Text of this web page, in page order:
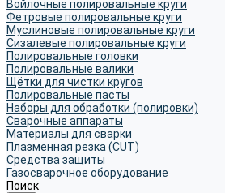
Войлочные полировальные круги
Фетровые полировальные круги
Муслиновые полировальные круги
Cизалевые полировальные круги
Полировальные головки
Полировальные валики
Щётки для чистки кругов
Полировальные пасты
Наборы для обработки (полировки)
Сварочные аппараты
Материалы для сварки
Плазменная резка (CUT)
Средства защиты
Газосварочное оборудование
Поиск